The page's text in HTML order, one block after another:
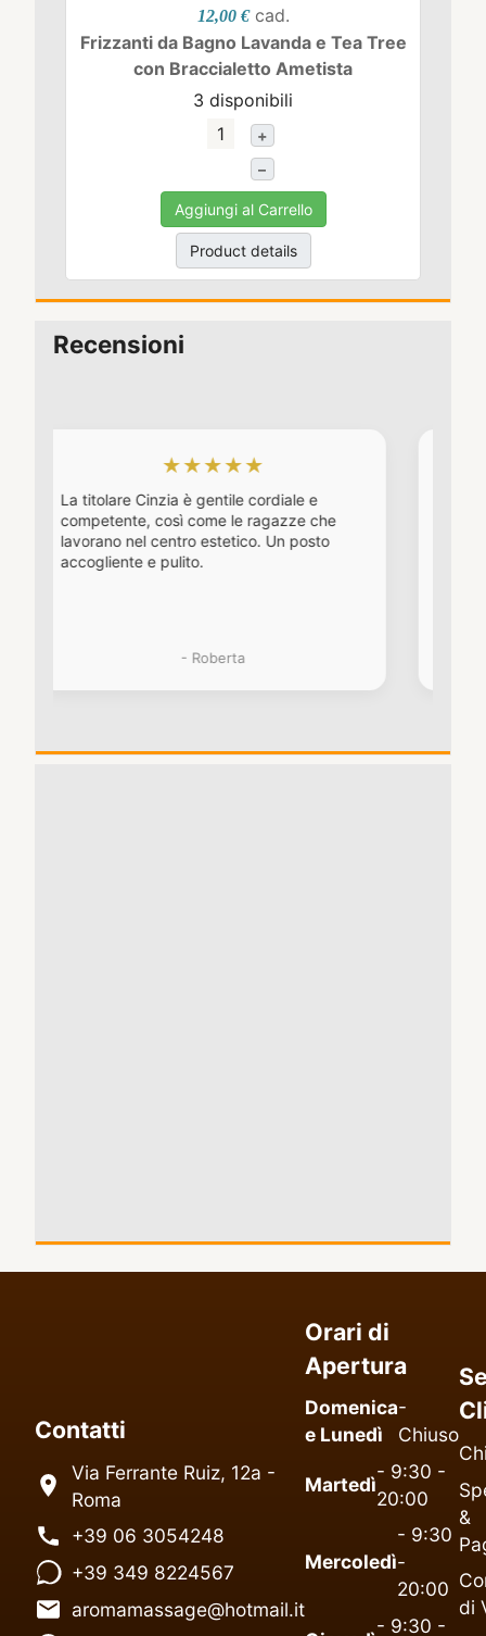
12,00 € cad.
Frizzanti da Bagno Lavanda e Tea Tree
con Braccialetto Ametista
3 disponibili
+
–
Aggiungi al Carrello
Product details
Recensioni
Cinzia è gentile cordiale e
così come le ragazze che
centro estetico. Un posto
e pulito.
Da diversi anni, dopo
diversi, è il mio centro
Molto gentili e
Contatti
Via Ferrante Ruiz, 12a -
Roma
+39 06 3054248
+39 349 8224567
aromamassage@hotmail.it
Orari di
Apertura
Domenica
e Lunedì
-
Chiuso
Martedì
- 9:30 -
20:00
Mercoledì
- 9:30
-
20:00
- 9:30 -
&
di